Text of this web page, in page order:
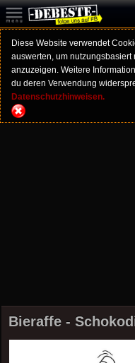
Diese Website verwendet
auswerten, um
anzuzeigen. Weitere
du deren Verwendung
Datenschutzhinweisen.
Bieraffe -